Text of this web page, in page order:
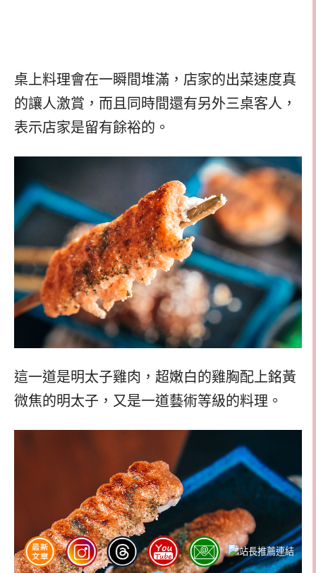
桌上料理會在一瞬間堆滿，店家的出菜速度真
的讓人激賞，而且同時間還有另外三桌客人，
表示店家是留有餘裕的。
這一道是明太子雞肉，超嫩白的雞胸配上銘黃
微焦的明太子，又是一道藝術等級的料理。